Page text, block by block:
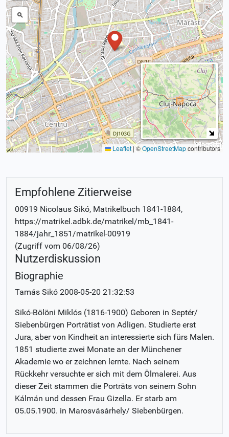
Leaflet |©OpenStreetMapcontributors
Empfohlene Zitierweise
00919 Nicolaus Sikó, Matrikelbuch 1841-1884,
https://matrikel.adbk.de/matrikel/mb_1841-
1884/jahr_1851/matrikel-00919
(Zugriff vom 06/08/26)
Nutzerdiskussion
Biographie
Tamás Sikó 2008-05-20 21:32:53
Sikó-Bölöni Miklós (1816-1900) Geboren in Septér/
Siebenbürgen Porträtist von Adligen. Studierte erst
Jura, aber von Kindheit an interessierte sich fürs Malen.
1851 studierte zwei Monate an der Münchener
Akademie wo er zeichnen lernte. Nach seinem
Rückkehr versuchte er sich mit dem Ölmalerei. Aus
dieser Zeit stammen die Porträts von seinem Sohn
Kálmán und dessen Frau Gizella. Er starb am
05.05.1900. in Marosvásárhely/ Siebenbürgen.